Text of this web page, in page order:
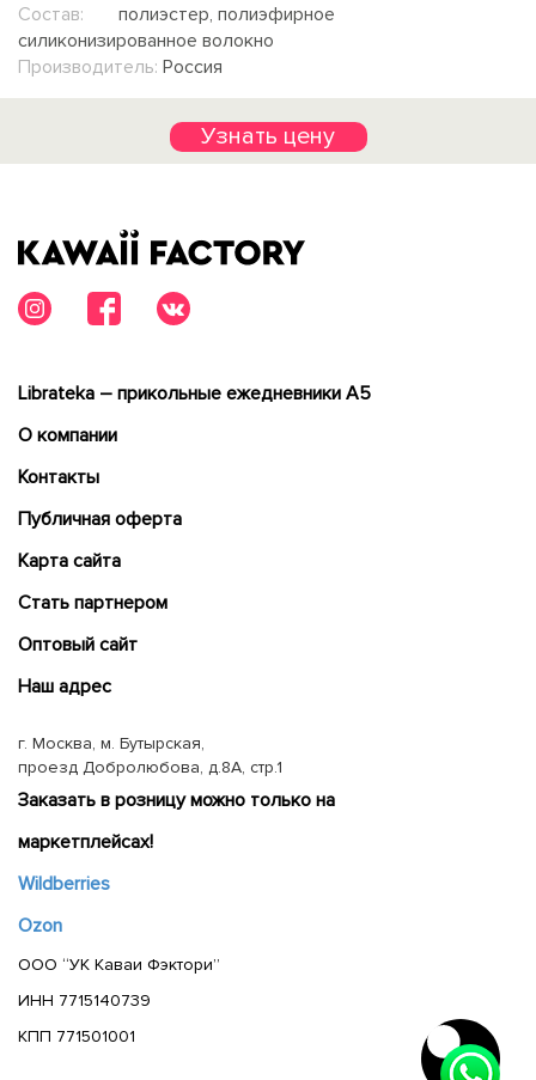
Состав:
полиэстер, полиэфирное
силиконизированное волокно
Производитель: Россия
Узнать цену
Librateka – прикольные ежедневники А5
О компании
Контакты
Публичная оферта
Карта сайта
Cтать партнером
Оптовый сайт
Наш адрес
г. Москва, м. Бутырская,
проезд Добролюбова, д.8А, стр.1
Заказать в розницу можно только на
маркетплейсах!
Wildberries
Ozon
ООО “УК Каваи Фэктори”
ИНН 7715140739
КПП 771501001